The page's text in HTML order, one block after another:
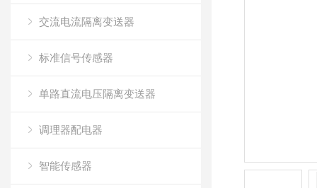
交流电流隔离变送器
标准信号传感器
单路直流电压隔离变送器
调理器配电器
智能传感器